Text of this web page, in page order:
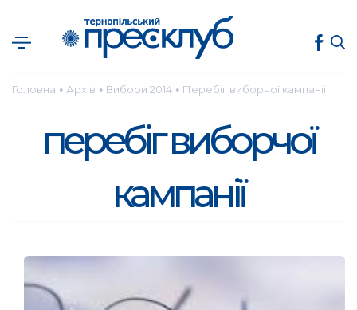
Головна ● Архів ● Вибори 2014 ● Перебіг виборчої кампанії
перебіг виборчої
кампанії